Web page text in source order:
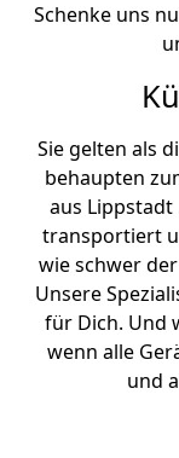
Schenke uns
Sie gelten als
behaupten
aus Lippstadt
transportiert
wie schwer
Unsere
für Dich. Und
wenn alle
und